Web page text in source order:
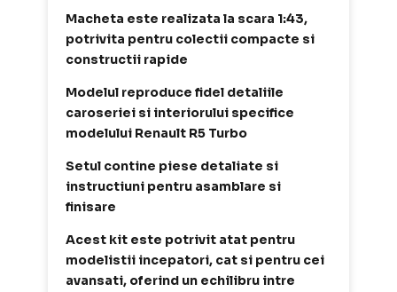
Macheta este realizata la scara 1:43,
potrivita pentru colectii compacte si
constructii rapide
Modelul reproduce fidel detaliile
caroseriei si interiorului specifice
modelului Renault R5 Turbo
Setul contine piese detaliate si
instructiuni pentru asamblare si
finisare
Acest kit este potrivit atat pentru
modelistii incepatori, cat si pentru cei
avansati, oferind un echilibru intre